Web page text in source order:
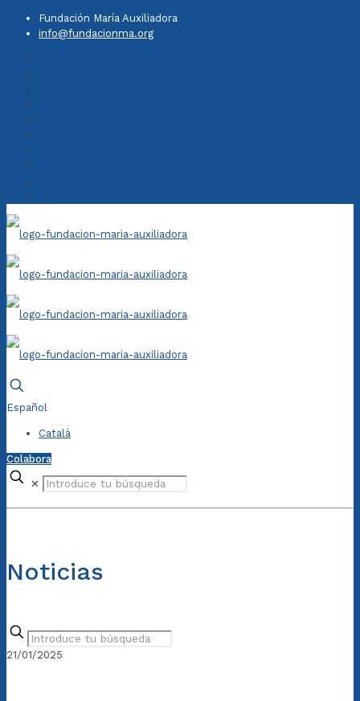
Fundación María Auxiliadora
info@fundacionma.org
Español
Català
Colabora
✕
Noticias
21/01/2025